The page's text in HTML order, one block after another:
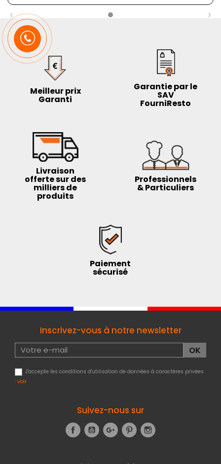
‹ ›
Meilleur prix
Garanti
Garantie par le
SAV
FourniResto
Livraison
offerte sur des
milliers de
produits
Professionnels
& Particuliers
Paiement
sécurisé
Inscrivez-vous à notre newsletter
J'accepte les conditions d'utilisation de données à caractères privées
: voir
Suivez-nous sur
FacebookYouTubeGoogle+Pinterest